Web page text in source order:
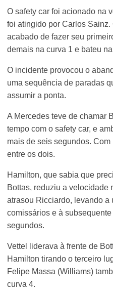
O safety car foi acionado na
foi atingido por Carlos
acabado de fazer seu
demais na curva 1 e bateu
O incidente provocou o
uma sequência de paradas
assumir a ponta.
A Mercedes teve de chamar
tempo com o safety car, e
mais de seis segundos.
entre os dois.
Hamilton, que sabia que
Bottas, reduziu a velocidade
atrasou Ricciardo, levando a
comissários e à
segundos.
Vettel liderava à frente de
Hamilton tirando o terceiro
Felipe Massa (Williams)
curva 4.